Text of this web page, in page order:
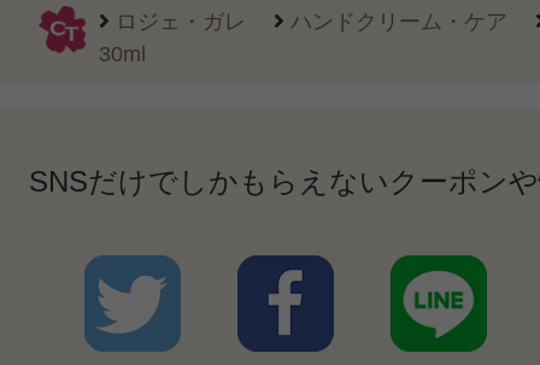
ロジェ・ガレ
ハンドクリーム・ケア
30ml
SNSだけでしかもらえないクーポン